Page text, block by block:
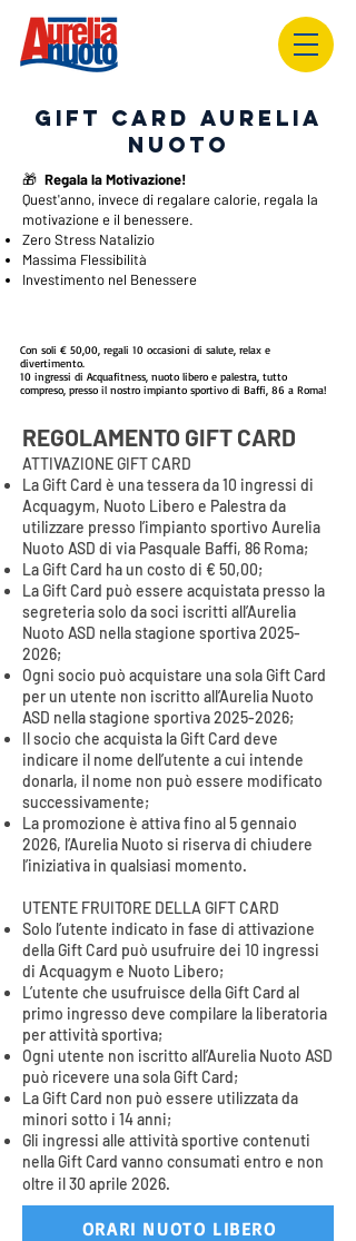
gift card aurelia
nuoto
🎁 Regala la Motivazione!
Quest'anno, invece di regalare calorie, regala la
motivazione e il benessere.
Zero Stress Natalizio
​Massima Flessibilità
​Investimento nel Benessere
Con soli € 50,00, regali 10 occasioni di salute, relax e
divertimento.
10 ingressi di Acquafitness, nuoto libero e palestra, tutto
compreso, presso il nostro impianto sportivo di Baffi, 86 a Roma!
REGOLAMENTO GIFT CARD
ATTIVAZIONE GIFT CARD
La Gift Card è una tessera da 10 ingressi di
Acquagym, Nuoto Libero e Palestra da
utilizzare presso l’impianto sportivo Aurelia
Nuoto ASD di via Pasquale Baffi, 86 Roma;
La Gift Card ha un costo di € 50,00;
La Gift Card può essere acquistata presso la
segreteria solo da soci iscritti all’Aurelia
Nuoto ASD nella stagione sportiva2025-
2026;
Ogni socio può acquistare una sola Gift Card
per un utente non iscritto all’Aurelia Nuoto
ASD nella stagione sportiva2025-2026;
Il socio che acquista la Gift Card deve
indicare il nome dell’utente a cui intende
donarla, il nome non può essere modificato
successivamente;
La promozione è attiva fino al 5 gennaio
2026, l’Aurelia Nuoto si riserva di chiudere
l’iniziativa in qualsiasi momento.
UTENTE FRUITORE DELLA GIFT CARD
Solo l’utente indicato in fase di attivazione
della Gift Card può usufruire dei 10 ingressi
di Acquagym e Nuoto Libero;
L’utente che usufruisce della Gift Card al
primo ingresso deve compilare la liberatoria
per attività sportiva;
Ogni utente non iscritto all’Aurelia Nuoto ASD
può ricevere una sola Gift Card;
La Gift Card non può essere utilizzata da
minori sotto i 14 anni;
Gli ingressi alle attività sportive contenuti
nella Gift Card vanno consumati entro e non
oltre il 30 aprile 2026.
ORARI NUOTO LIBERO